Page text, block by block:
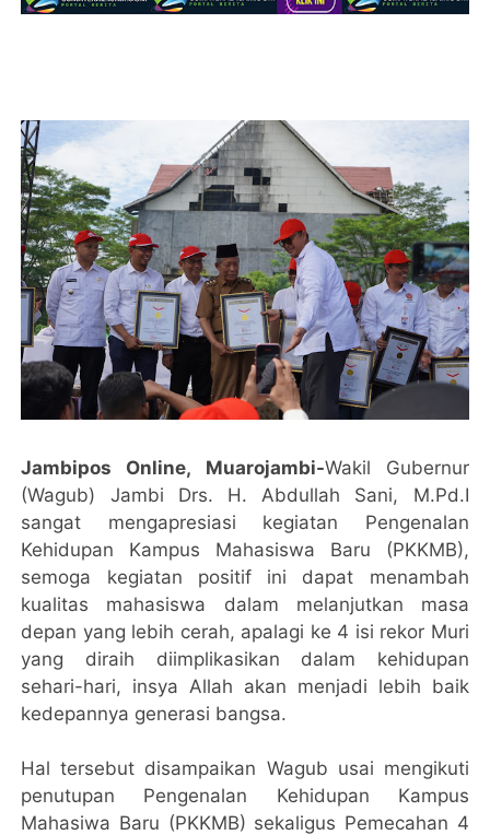
Jambipos Online, Muarojambi-Wakil Gubernur
(Wagub) Jambi Drs. H. Abdullah Sani, M.Pd.I
sangat mengapresiasi kegiatan Pengenalan
Kehidupan Kampus Mahasiswa Baru (PKKMB),
semoga kegiatan positif ini dapat menambah
kualitas mahasiswa dalam melanjutkan masa
depan yang lebih cerah, apalagi ke 4 isi rekor Muri
yang diraih diimplikasikan dalam kehidupan
sehari-hari, insya Allah akan menjadi lebih baik
kedepannya generasi bangsa.
Hal tersebut disampaikan Wagub usai mengikuti
penutupan Pengenalan Kehidupan Kampus
Mahasiwa Baru (PKKMB) sekaligus Pemecahan 4